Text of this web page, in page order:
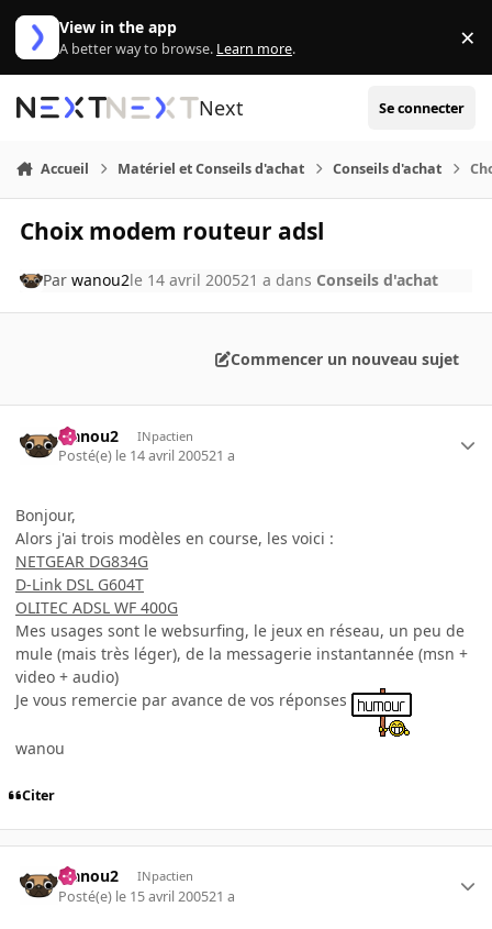
Aller au contenu
View in the app
A better way to browse. Learn more. ×
Next Se connecter
Accueil Matériel et Conseils d'achat Conseils d'achat
Choix modem routeur adsl
Parwanou2le 14 avril 200521 a dans Conseils d'achat
Commencer un nouveau sujet
wanou2 INpactien
Posté(e) le 14 avril 200521 a
Bonjour,
Alors j'ai trois modèles en course, les voici :
NETGEAR DG834G
D-Link DSL G604T
OLITEC ADSL WF 400G
Mes usages sont le websurfing, le jeux en réseau, un peu de
mule (mais très léger), de la messagerie instantannée (msn +
video + audio)
Je vous remercie par avance de vos réponses
wanou
Citer
wanou2 INpactien
Posté(e) le 15 avril 200521 a